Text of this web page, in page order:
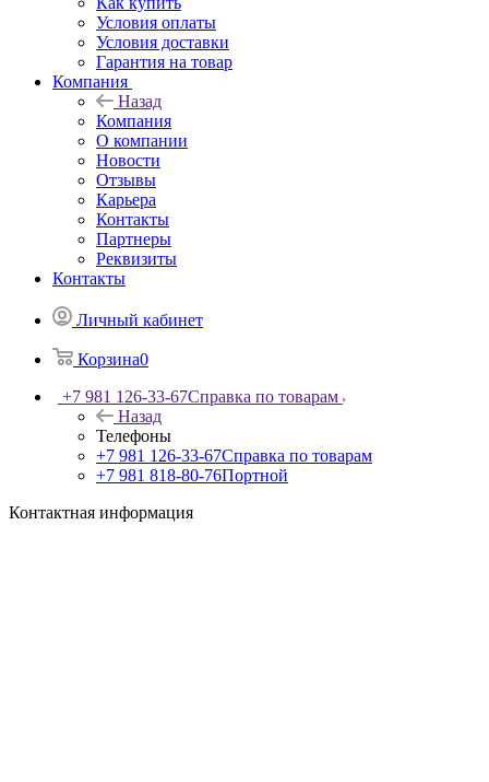
Условия оплаты
Условия доставки
Гарантия на товар
Компания
Назад
Компания
О компании
Новости
Отзывы
Карьера
Контакты
Партнеры
Реквизиты
Контакты
Личный кабинет
Корзина0
+7 981 126-33-67Справка по товарам
Назад
Телефоны
+7 981 126-33-67Справка по товарам
+7 981 818-80-76Портной
Контактная информация